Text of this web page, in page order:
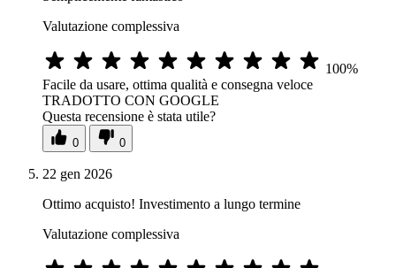
Valutazione complessiva
100%
Facile da usare, ottima qualità e consegna veloce
TRADOTTO CON GOOGLE
Questa recensione è stata utile?
0 0
22 gen 2026
Ottimo acquisto! Investimento a lungo termine
Valutazione complessiva